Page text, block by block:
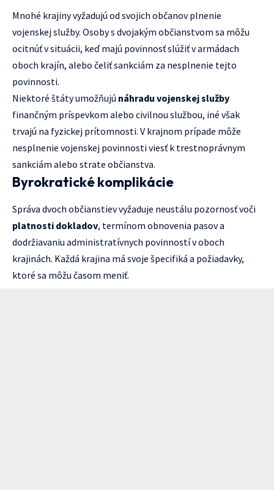
Mnohé krajiny vyžadujú od svojich občanov plnenie
vojenskej služby. Osoby s dvojakým občianstvom sa môžu
ocitnúť v situácii, keď majú povinnosť slúžiť v armádach
oboch krajín, alebo čeliť sankciám za nesplnenie tejto
povinnosti.
Niektoré štáty umožňujú náhradu vojenskej služby
finančným príspevkom alebo civilnou službou, iné však
trvajú na fyzickej prítomnosti. V krajnom prípade môže
nesplnenie vojenskej povinnosti viesť k trestnoprávnym
sankciám alebo strate občianstva.
Byrokratické komplikácie
Správa dvoch občianstiev vyžaduje neustálu pozornosť voči
platnosti dokladov, termínom obnovenia pasov a
dodržiavaniu administratívnych povinností v oboch
krajinách. Každá krajina má svoje špecifiká a požiadavky,
ktoré sa môžu časom meniť.